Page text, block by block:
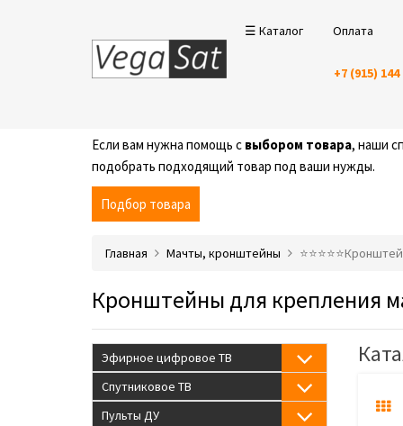
☰ Каталог Оплата
+7 (915) 144
Если вам нужна помощь с выбором товара, наши
подобрать подходящий товар под ваши нужды.
Подбор товара
Главная Мачты, кронштейны
Кронштейны для крепления
Эфирное цифровое ТВ
Спутниковое ТВ
Пульты ДУ